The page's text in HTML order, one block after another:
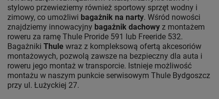
stylowo przewieziemy również sportowy sprzęt wodny i
zimowy, co umożliwi bagażnik na narty. Wśród nowości
znajdziemy innowacyjny bagażnik dachowy z montażem
roweru za ramę Thule Proride 591 lub Freeride 532.
Bagażniki Thule wraz z kompleksową ofertą akcesoriów
montażowych, pozwolą zawsze na bezpieczny dla auta i
roweru jego montaż w transporcie. Istnieje możliwość
montażu w naszym punkcie serwisowym Thule Bydgoszcz
przy ul. Łużyckiej 27.